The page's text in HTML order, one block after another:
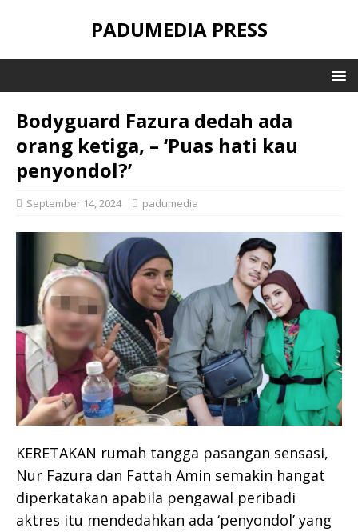
PADUMEDIA PRESS
Bodyguard Fazura dedah ada
orang ketiga, – ‘Puas hati kau
penyondol?’
September 14, 2024 padumedia
KERETAKAN rumah tangga pasangan sensasi,
Nur Fazura dan Fattah Amin semakin hangat
diperkatakan apabila pengawal peribadi
aktres itu mendedahkan ada ‘penyondol’ yang